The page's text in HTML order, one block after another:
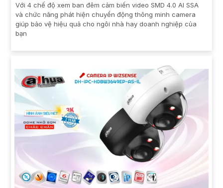
Với 4 chế độ xem ban đêm cảm biến video SMD 4.0 AI SSA
và chức năng phát hiện chuyển động thông minh camera
giúp bảo vệ hiệu quả cho ngôi nhà hay doanh nghiệp của
bạn